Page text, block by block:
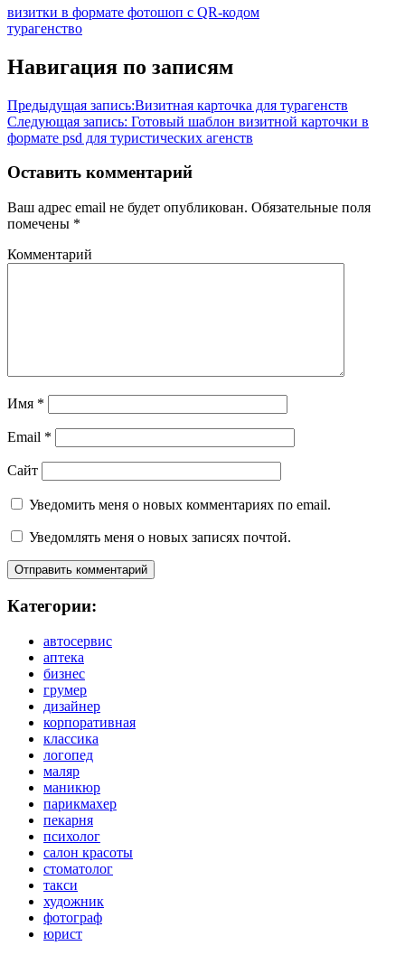
визитки в формате фотошоп с QR-кодом
турагенство
Навигация по записям
Предыдущая запись:Визитная карточка для турагенств
Следующая запись: Готовый шаблон визитной карточки в
формате psd для туристических агенств
Оставить комментарий
Ваш адрес email не будет опубликован. Обязательные поля
помечены *
Комментарий
Имя *
Email *
Сайт
Уведомить меня о новых комментариях по email.
Уведомлять меня о новых записях почтой.
Категории:
автосервис
аптека
бизнес
грумер
дизайнер
корпоративная
классика
логопед
маляр
маникюр
парикмахер
пекарня
психолог
салон красоты
стоматолог
такси
художник
фотограф
юрист